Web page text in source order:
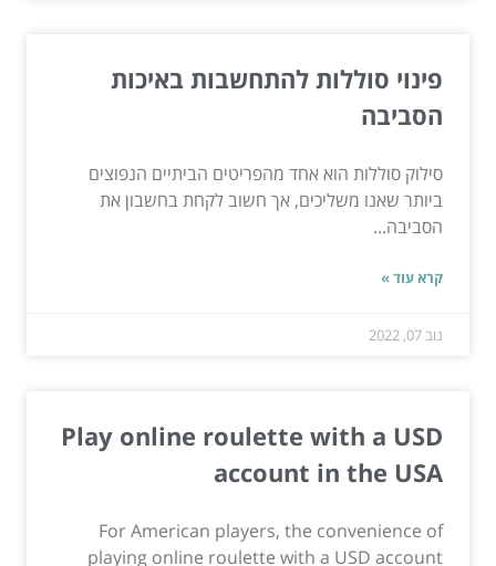
פינוי סוללות להתחשבות באיכות
הסביבה
סילוק סוללות הוא אחד מהפריטים הביתיים הנפוצים
ביותר שאנו משליכים, אך חשוב לקחת בחשבון את
הסביבה...
קרא עוד »
נוב 07, 2022
Play online roulette with a USD
account in the USA
For American players, the convenience of
playing online roulette with a USD account